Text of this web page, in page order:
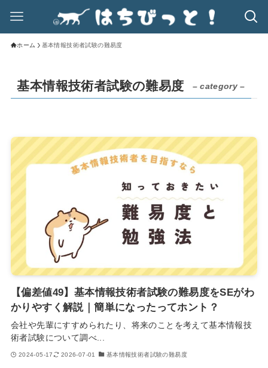
ホーム 基本情報技術者試験の難易度
基本情報技術者試験の難易度 – category –
【偏差値49】基本情報技術者試験の難易度をSEがわ
かりやすく解説｜簡単になったってホント？
会社や先輩にすすめられたり、将来のことを考えて基本情報技
術者試験について調べ...
2024-05-17 2026-07-01 基本情報技術者試験の難易度